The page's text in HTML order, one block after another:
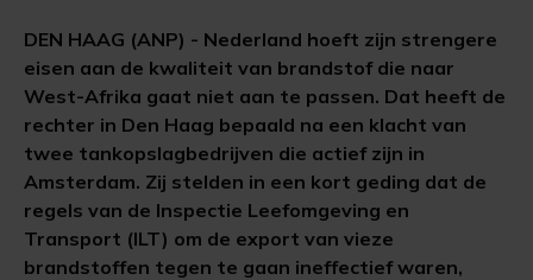
DEN HAAG (ANP) - Nederland hoeft zijn strengere
eisen aan de kwaliteit van brandstof die naar
West-Afrika gaat niet aan te passen. Dat heeft de
rechter in Den Haag bepaald na een klacht van
twee tankopslagbedrijven die actief zijn in
Amsterdam. Zij stelden in een kort geding dat de
regels van de Inspectie Leefomgeving en
Transport (ILT) om de export van vieze
brandstoffen tegen te gaan ineffectief waren,